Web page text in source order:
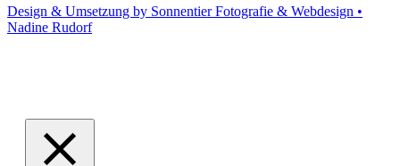
Design & Umsetzung by Sonnentier Fotografie & Webdesign •
Nadine Rudorf